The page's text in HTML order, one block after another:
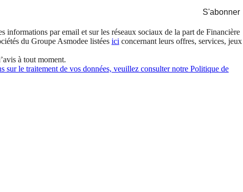
S'abonner
informations par email et sur les réseaux sociaux de la part de Financière
du Groupe Asmodee listées ici concernant leurs offres, services,
à tout moment.
sur le traitement de vos données, veuillez consulter notre Politique de